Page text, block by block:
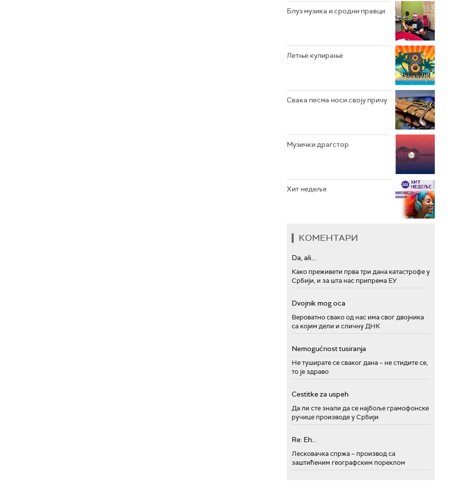
РАДИО ЏУБОКС
РАДИО ВРТЕШКА
РАДИО ЏЕЗЕР
Блуз музика и сродни правци
Летње кулирање
Свака песма носи своју причу
Музички драгстор
Хит недеље
КОМЕНТАРИ
Da, ali...
Како преживети прва три дана катастрофе у
Србији, и за шта нас припрема ЕУ
Dvojnik mog oca
Вероватно свако од нас има свог двојника
са којим дели и сличну ДНК
Nemogućnost tusiranja
Не туширате се сваког дана – не стидите се,
то је здраво
Cestitke za uspeh
Да ли сте знали да се најбоље грамофонске
ручице производе у Србији
Re: Eh...
Лесковачка спржа – производ са
заштићеним географским пореклом